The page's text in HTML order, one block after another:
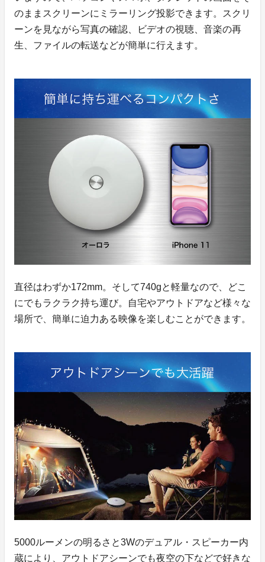
のままスクリーンにミラーリング投影できます。スクリ
ーンを見ながら写真の確認、ビデオの視聴、音楽の再
生、ファイルの転送などが簡単に行えます。
直径はわずか172mm。そして740gと軽量なので、どこ
にでもラクラク持ち運び。自宅やアウトドアなど様々な
場所で、簡単に迫力ある映像を楽しむことができます。
5000ルーメンの明るさと3Wのデュアル・スピーカー内
蔵により、アウトドアシーンでも夜空の下などで好きな